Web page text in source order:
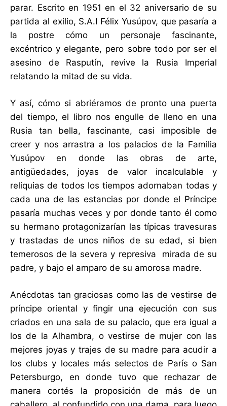
parar. Escrito en 1951 en el 32 aniversario de su
partida al exilio, S.A.I Félix Yusúpov, que pasaría a
la postre cómo un personaje fascinante,
excéntrico y elegante, pero sobre todo por ser el
asesino de Rasputín, revive la Rusia Imperial
relatando la mitad de su vida.
Y así, cómo si abriéramos de pronto una puerta
del tiempo, el libro nos engulle de lleno en una
Rusia tan bella, fascinante, casi imposible de
creer y nos arrastra a los palacios de la Familia
Yusúpov en donde las obras de arte,
antigüedades, joyas de valor incalculable y
reliquias de todos los tiempos adornaban todas y
cada una de las estancias por donde el Príncipe
pasaría muchas veces y por donde tanto él como
su hermano protagonizarían las típicas travesuras
y trastadas de unos niños de su edad, si bien
temerosos de la severa y represiva mirada de su
padre, y bajo el amparo de su amorosa madre.
Anécdotas tan graciosas como las de vestirse de
príncipe oriental y fingir una ejecución con sus
criados en una sala de su palacio, que era igual a
los de la Alhambra, o vestirse de mujer con las
mejores joyas y trajes de su madre para acudir a
los clubs y locales más selectos de París o San
Petersburgo, en donde tuvo que rechazar de
manera cortés la proposición de más de un